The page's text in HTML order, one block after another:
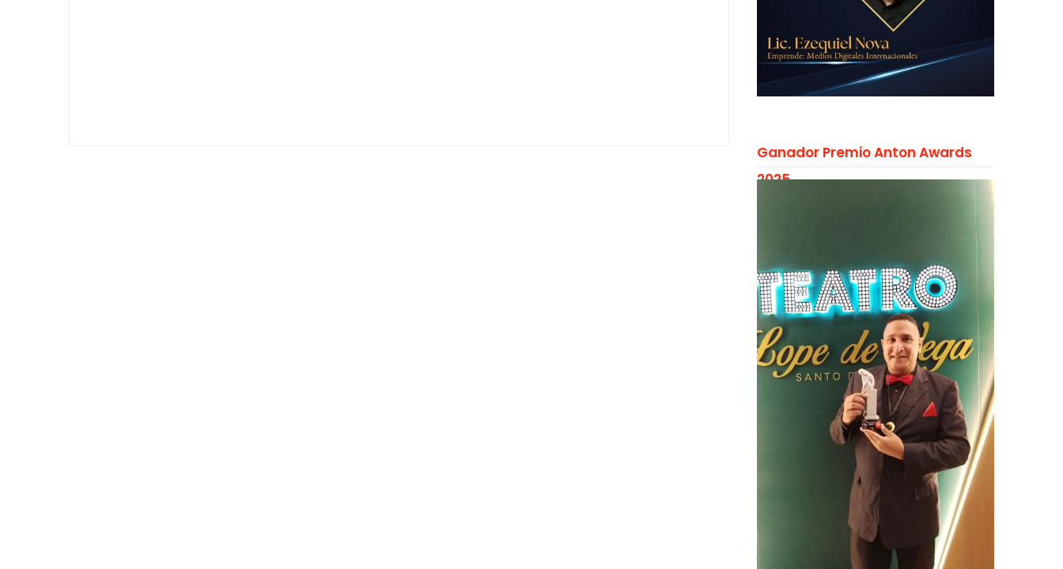
Ganador Premio Anton Awards
2025